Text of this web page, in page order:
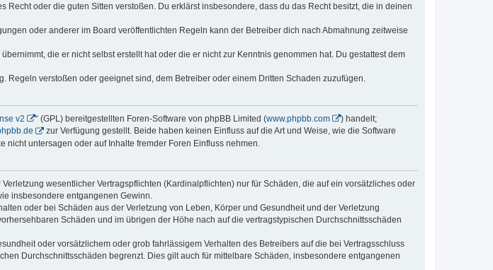
oder die guten Sitten verstoßen. Du erklärst insbesondere, dass du das Recht besitzt, die in deinen
oder anderer im Board veröffentlichten Regeln kann der Betreiber dich nach Abmahnung zeitweise
die er nicht selbst erstellt hat oder die er nicht zur Kenntnis genommen hat. Du gestattest dem
verstoßen oder geeignet sind, dem Betreiber oder einem Dritten Schaden zuzufügen.
v2 “ (GPL) bereitgestellten Foren-Software von phpBB Limited (www.phpbb.com
) handelt;
zur Verfügung gestellt. Beide haben keinen Einfluss auf die Art und Weise, wie die Software
untersagen oder auf Inhalte fremder Foren Einfluss nehmen.
wesentlicher Vertragspflichten (Kardinalpflichten) nur für Schäden, die auf ein vorsätzliches oder
insbesondere entgangenen Gewinn.
oder bei Schäden aus der Verletzung von Leben, Körper und Gesundheit und der Verletzung
Schäden und im übrigen der Höhe nach auf die vertragstypischen Durchschnittsschäden
oder vorsätzlichem oder grob fahrlässigem Verhalten des Betreibers auf die bei Vertragsschluss
Durchschnittsschäden begrenzt. Dies gilt auch für mittelbare Schäden, insbesondere entgangenen